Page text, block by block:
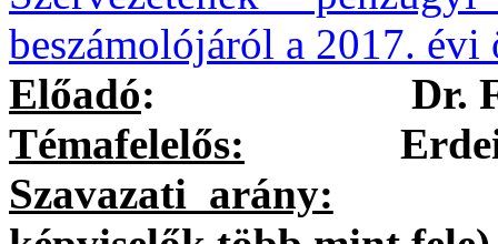
beszámolójáról a 2017.
Előadó:
Dr.
Témafelelős: Erdei
Szavazati arány: